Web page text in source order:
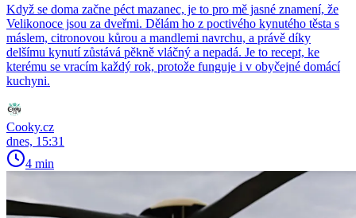
Když se doma začne péct mazanec, je to pro mě jasné znamení, že
Velikonoce jsou za dveřmi. Dělám ho z poctivého kynutého těsta s
máslem, citronovou kůrou a mandlemi navrchu, a právě díky
delšímu kynutí zůstává pěkně vláčný a nepadá. Je to recept, ke
kterému se vracím každý rok, protože funguje i v obyčejné domácí
kuchyni.
Cooky.cz
dnes, 15:31
4 min